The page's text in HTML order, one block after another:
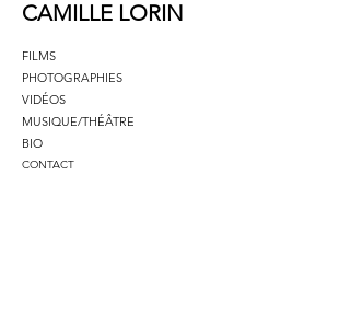
CAMILLE LORIN
FILMS
PHOTOGRAPHIES
VIDÉOS
MUSIQUE/THÉÂTRE
BIO
CONTACT
Les